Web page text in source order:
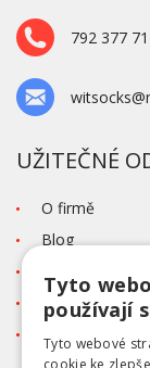
792 377
UŽITEČNÉ
O firmě
Blog
Tabulka
Ochrana
Tyto
používají
Tyto webové
cookie ke